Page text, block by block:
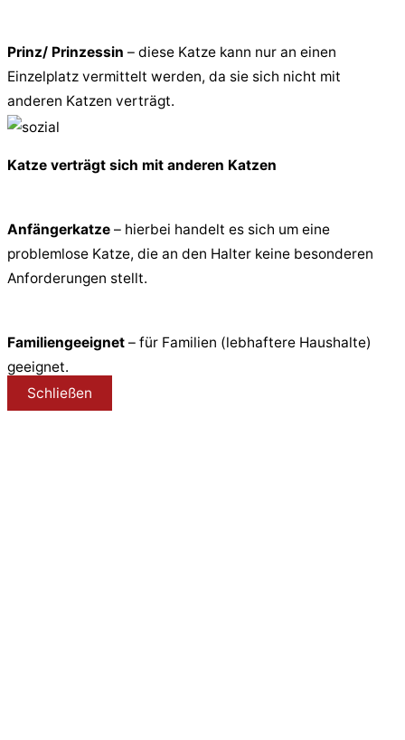
Prinz/ Prinzessin – diese Katze kann nur an einen
Einzelplatz vermittelt werden, da sie sich nicht mit
anderen Katzen verträgt.
Katze verträgt sich mit anderen Katzen
Anfängerkatze – hierbei handelt es sich um eine
problemlose Katze, die an den Halter keine besonderen
Anforderungen stellt.
Familiengeeignet – für Familien (lebhaftere Haushalte)
geeignet.
Schließen